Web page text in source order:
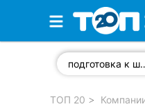
Избранные компании
ТОП 20